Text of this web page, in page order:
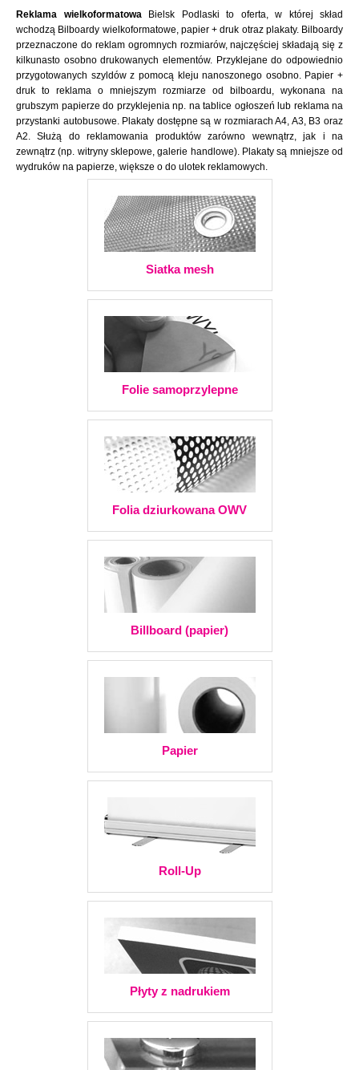
Reklama wielkoformatowaBielsk Podlaski to oferta, w której skład
wchodzą Bilboardy wielkoformatowe, papier + druk otraz plakaty. Bilboardy
przeznaczone do reklam ogromnych rozmiarów, najczęściej składają się z
kilkunasto osobno drukowanych elementów. Przyklejane do odpowiednio
przygotowanych szyldów z pomocą kleju nanoszonego osobno. Papier +
druk to reklama o mniejszym rozmiarze od bilboardu, wykonana na
grubszym papierze do przyklejenia np. na tablice ogłoszeń lub reklama na
przystanki autobusowe. Plakaty dostępne są w rozmiarach A4, A3, B3 oraz
A2. Służą do reklamowania produktów zarówno wewnątrz, jak i na
zewnątrz (np. witryny sklepowe, galerie handlowe). Plakaty są mniejsze od
wydruków na papierze, większe o do ulotek reklamowych.
Siatka mesh
Folie samoprzylepne
Folia dziurkowana OWV
Billboard (papier)
Papier
Roll-Up
Płyty z nadrukiem